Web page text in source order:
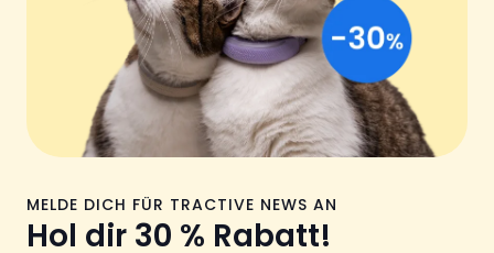
MELDE DICH FÜR TRACTIVE NEWS AN
Hol dir 30 % Rabatt!